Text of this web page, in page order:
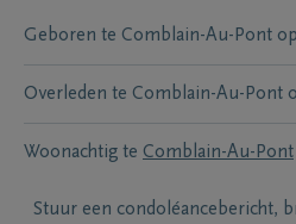
Geboren te Comblain-Au-Pont op
Overleden te Comblain-Au-Pont
Woonachtig te Comblain-Au-Pont
Stuur een condoléancebericht,